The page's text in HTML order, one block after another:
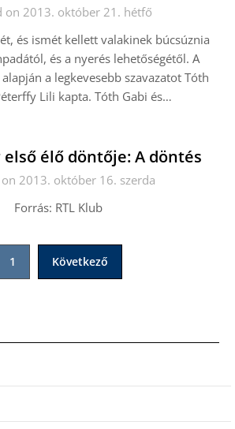
on 2013. október 21. hétfő
és ismét kellett valakinek búcsúznia
és a nyerés lehetőségétől. A
a legkevesebb szavazatot Tóth
Lili kapta. Tóth Gabi és…
első élő döntője: A döntés
2013. október 16. szerda
Forrás: RTL Klub
1 Következő